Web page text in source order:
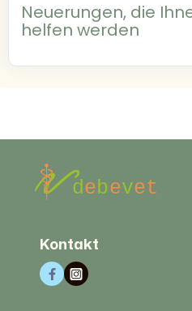
Neuerungen, die
helfen werden
Kontakt